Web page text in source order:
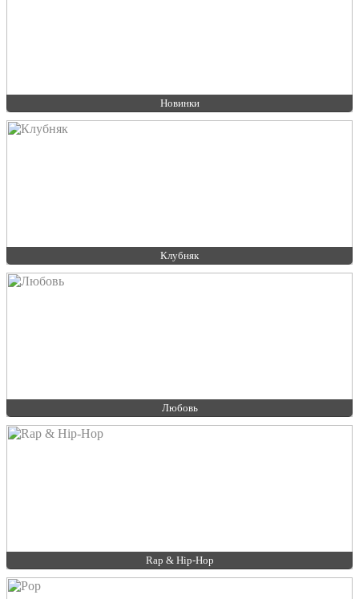
Новинки
Клубняк
Любовь
Rap & Hip-Hop